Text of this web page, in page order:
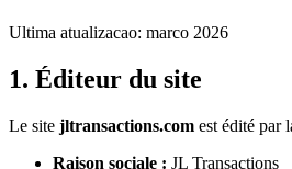
Ultima atualizacao: marco 2026
1. Éditeur du site
Le site jltransactions.com est édité par
Raison sociale : JL Transactions